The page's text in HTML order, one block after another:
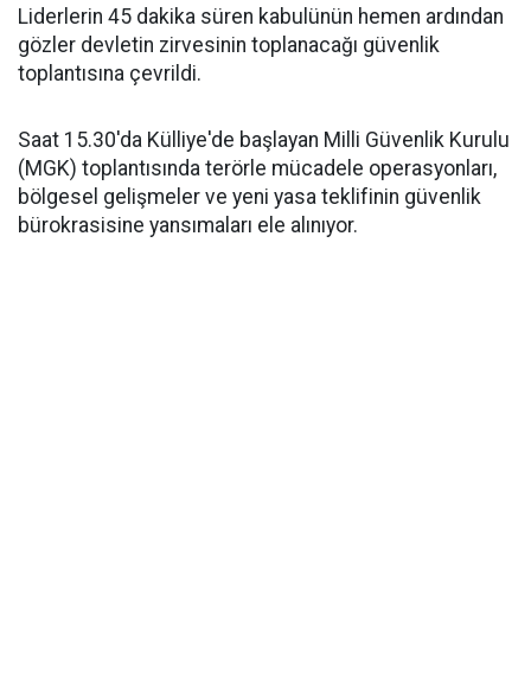
Liderlerin 45 dakika süren kabulünün hemen ardından
gözler devletin zirvesinin toplanacağı güvenlik
toplantısına çevrildi.
Saat 15.30'da Külliye'de başlayan Milli Güvenlik Kurulu
(MGK) toplantısında terörle mücadele operasyonları,
bölgesel gelişmeler ve yeni yasa teklifinin güvenlik
bürokrasisine yansımaları ele alınıyor.